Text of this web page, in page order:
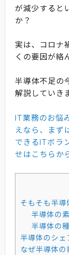
が減少すると
か？
実は、コロナ
くの要因が絡
半導体不足の
解説していき
IT業務のお悩
えなら、まず
できるITボラ
せはこちらか
そもそも半導
半導体の
半導体の
半導体のシェ
なぜ半導体